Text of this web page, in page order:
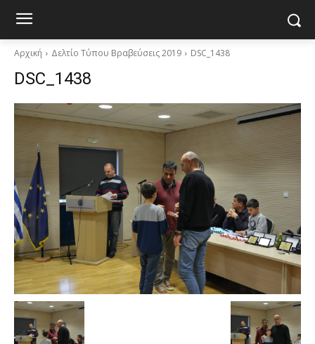
Αρχική Δελτίο Τύπου Βραβεύσεις 2019 DSC_1438
DSC_1438